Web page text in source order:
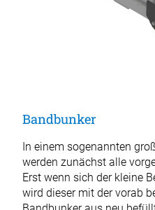
Bandbunker
In einem sogenannten
werden zunächst alle
Erst wenn sich der kleine
wird dieser mit der vorab